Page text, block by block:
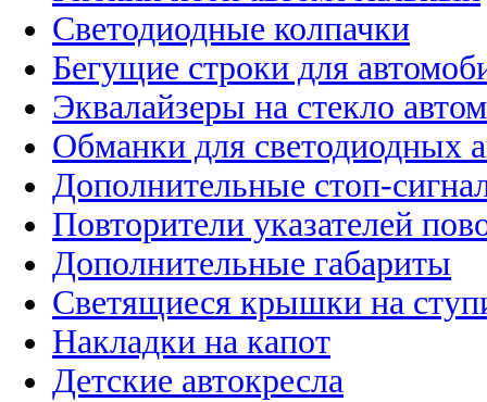
Светодиодные колпачки
Бегущие строки для
Эквалайзеры на стекло
Обманки для светодиодных
Дополнительные стоп-
Повторители указателей
Дополнительные габариты
Светящиеся крышки на
Накладки на капот
Детские автокресла